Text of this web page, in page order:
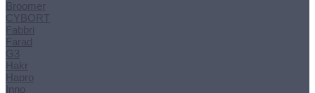
Broomer
CYBORT
Fabbri
Farad
G3
Hakr
Hapro
Inno